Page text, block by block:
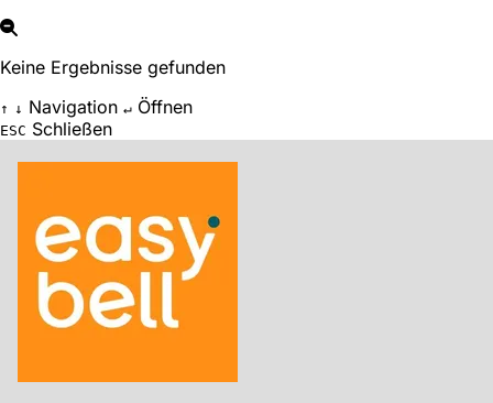
Keine Ergebnisse gefunden
↑ ↓ Navigation ↵ Öffnen
ESC Schließen